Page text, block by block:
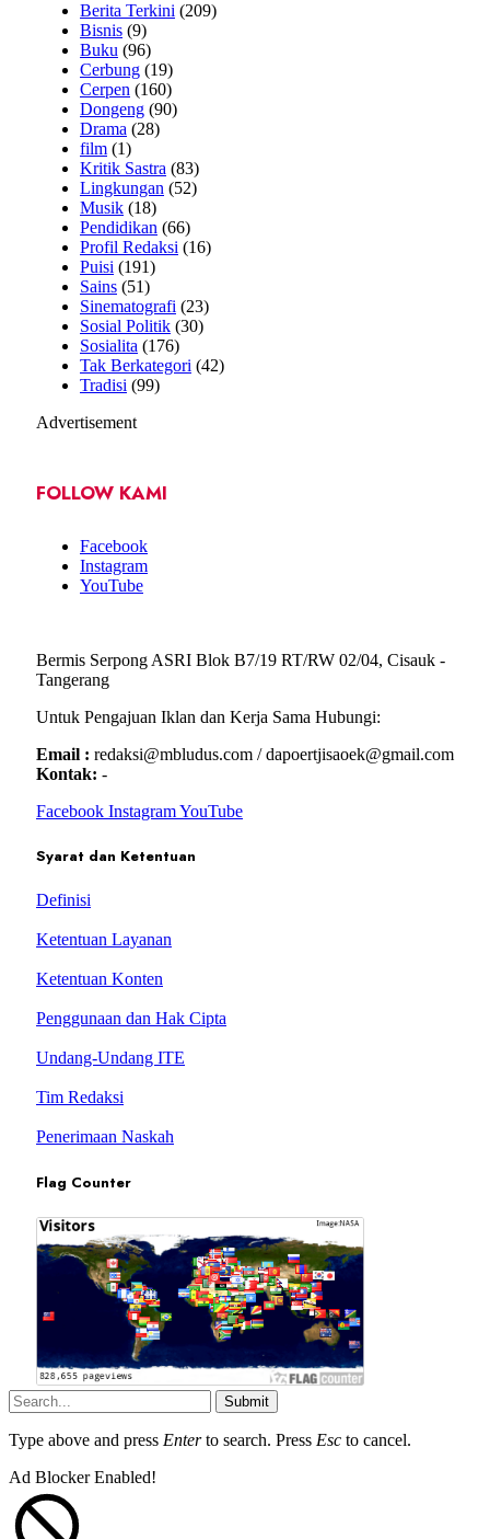
Berita Terkini (209)
Bisnis (9)
Buku (96)
Cerbung (19)
Cerpen (160)
Dongeng (90)
Drama (28)
film (1)
Kritik Sastra (83)
Lingkungan (52)
Musik (18)
Pendidikan (66)
Profil Redaksi (16)
Puisi (191)
Sains (51)
Sinematografi (23)
Sosial Politik (30)
Sosialita (176)
Tak Berkategori (42)
Tradisi (99)
Advertisement
FOLLOW KAMI
Facebook
Instagram
YouTube
Bermis Serpong ASRI Blok B7/19 RT/RW 02/04, Cisauk -
Tangerang
Untuk Pengajuan Iklan dan Kerja Sama Hubungi:
Email : redaksi@mbludus.com / dapoertjisaoek@gmail.com
Kontak: -
Facebook InstagramYouTube
Syarat dan Ketentuan
Definisi
Ketentuan Layanan
Ketentuan Konten
Penggunaan dan Hak Cipta
Undang-Undang ITE
Tim Redaksi
Penerimaan Naskah
Flag Counter
Submit
Type above and press Enterto search. Press Esc to cancel.
Ad Blocker Enabled!